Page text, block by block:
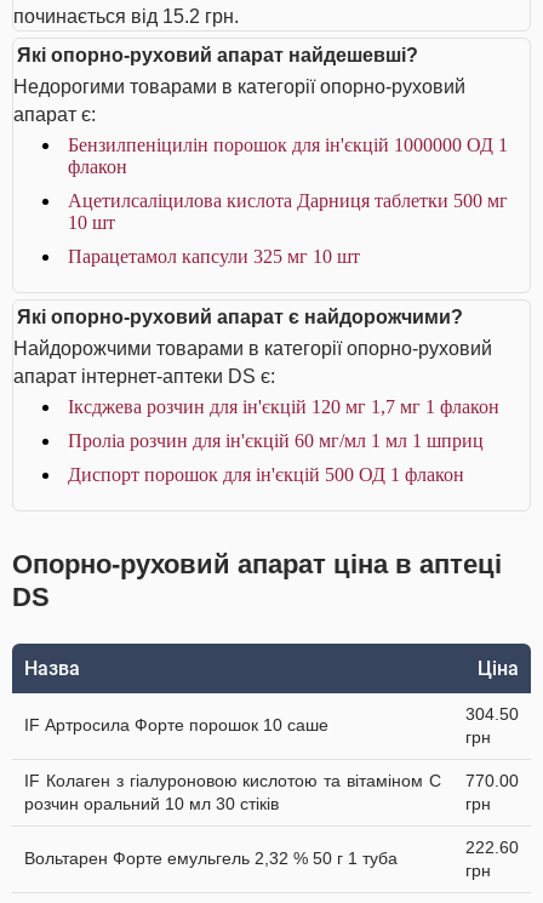
починається від 15.2 грн.
Які опорно-руховий апарат найдешевші?
Недорогими товарами в категорії опорно-руховий
апарат є:
Бензилпеніцилін порошок для ін'єкцій 1000000 ОД 1
флакон
Ацетилсаліцилова кислота Дарниця таблетки 500 мг
10 шт
Парацетамол капсули 325 мг 10 шт
Які опорно-руховий апарат є найдорожчими?
Найдорожчими товарами в категорії опорно-руховий
апарат інтернет-аптеки DS є:
Іксджева розчин для ін'єкцій 120 мг 1,7 мг 1 флакон
Проліа розчин для ін'єкцій 60 мг/мл 1 мл 1 шприц
Диспорт порошок для ін'єкцій 500 ОД 1 флакон
Опорно-руховий апарат ціна в аптеці
DS
Назва Ціна
IF Артросила Форте порошок 10 саше
304.50
грн
IF Колаген з гіалуроновою кислотою та вітаміном C
розчин оральний 10 мл 30 стіків
770.00
грн
Вольтарен Форте емульгель 2,32 % 50 г 1 туба
222.60
грн